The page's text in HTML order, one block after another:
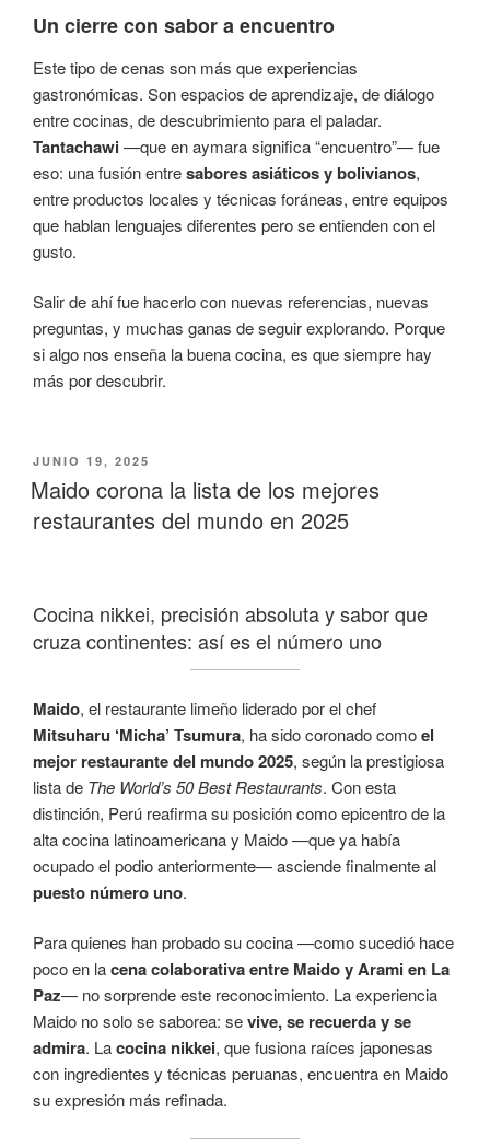
Un cierre con sabor a encuentro
Este tipo de cenas son más que experiencias
gastronómicas. Son espacios de aprendizaje, de diálogo
entre cocinas, de descubrimiento para el paladar.
Tantachawi—que en aymara significa “encuentro”— fue
eso: una fusión entresabores asiáticos y bolivianos,
entre productos locales y técnicas foráneas, entre equipos
que hablan lenguajes diferentes pero se entienden con el
gusto.
Salir de ahí fue hacerlo con nuevas referencias, nuevas
preguntas, y muchas ganas de seguir explorando. Porque
si algo nos enseña la buena cocina, es que siempre hay
más por descubrir.
JUNIO 19, 2025
Maido corona la lista de los mejores
restaurantes del mundo en 2025
Cocina nikkei, precisión absoluta y sabor que
cruza continentes: así es el número uno
Maido, el restaurante limeño liderado por el chef
Mitsuharu ‘Micha’ Tsumura, ha sido coronado comoel
mejor restaurante del mundo 2025, según la prestigiosa
lista de The World’s 50 Best Restaurants. Con esta
distinción, Perú reafirma su posición como epicentro de la
alta cocina latinoamericana y Maido —que ya había
ocupado el podio anteriormente— asciende finalmente al
puesto número uno.
Para quienes han probado su cocina —como sucedió hace
poco en lacena colaborativa entre Maido y Arami en La
Paz— no sorprende este reconocimiento. La experiencia
Maido no solo se saborea: sevive, se recuerda y se
admira. Lacocina nikkei, que fusiona raíces japonesas
con ingredientes y técnicas peruanas, encuentra en Maido
su expresión más refinada.